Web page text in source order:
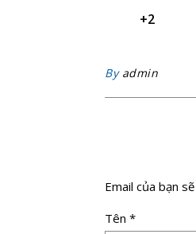
+2
By admin
Email của bạn
Tên *